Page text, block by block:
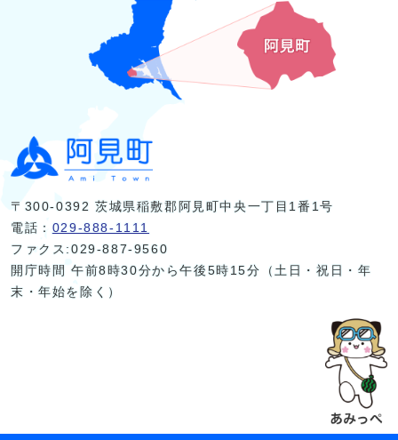
〒300-0392 茨城県稲敷郡阿見町中央一丁目1番1号
電話： 029-888-1111
ファクス:029-887-9560
開庁時間 午前8時30分から午後5時15分（土日・祝日・年
末・年始を除く）